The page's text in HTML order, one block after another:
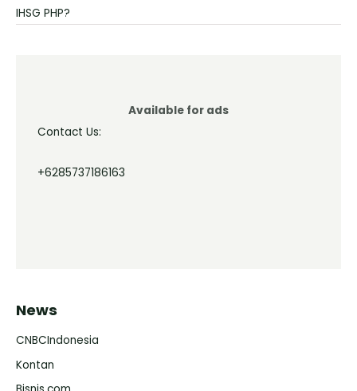
IHSG PHP?
Available for ads
Contact Us:
+6285737186163
News
CNBCIndonesia
Kontan